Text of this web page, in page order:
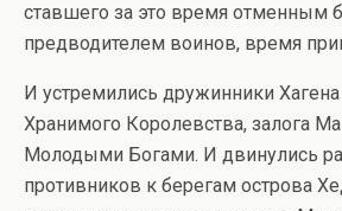
ставшего за это время отменным
предводителем воинов, время
И устремились дружинники
Хранимого Королевства, залога
Молодыми Богами. И двинулись
противников к берегам острова